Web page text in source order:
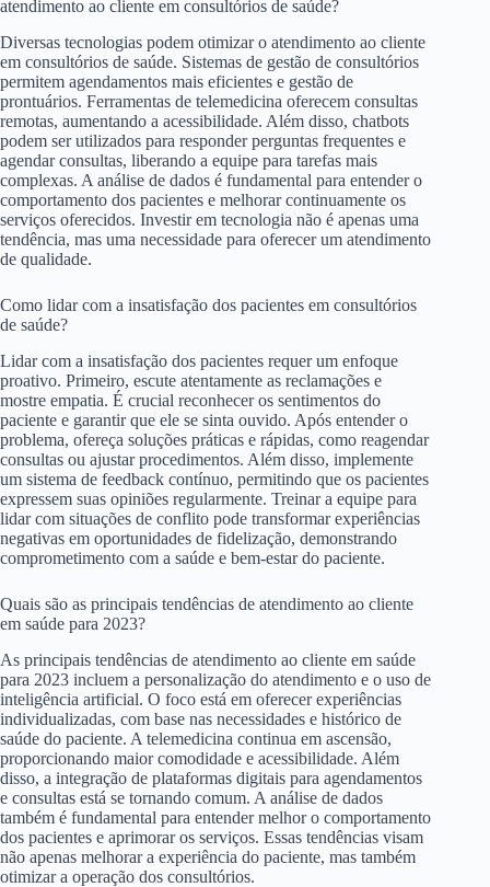
atendimento ao cliente em consultórios de saúde?
Diversas tecnologias podem otimizar o atendimento ao cliente
em consultórios de saúde. Sistemas de gestão de consultórios
permitem agendamentos mais eficientes e gestão de
prontuários. Ferramentas de telemedicina oferecem consultas
remotas, aumentando a acessibilidade. Além disso, chatbots
podem ser utilizados para responder perguntas frequentes e
agendar consultas, liberando a equipe para tarefas mais
complexas. A análise de dados é fundamental para entender o
comportamento dos pacientes e melhorar continuamente os
serviços oferecidos. Investir em tecnologia não é apenas uma
tendência, mas uma necessidade para oferecer um atendimento
de qualidade.
Como lidar com a insatisfação dos pacientes em consultórios
de saúde?
Lidar com a insatisfação dos pacientes requer um enfoque
proativo. Primeiro, escute atentamente as reclamações e
mostre empatia. É crucial reconhecer os sentimentos do
paciente e garantir que ele se sinta ouvido. Após entender o
problema, ofereça soluções práticas e rápidas, como reagendar
consultas ou ajustar procedimentos. Além disso, implemente
um sistema de feedback contínuo, permitindo que os pacientes
expressem suas opiniões regularmente. Treinar a equipe para
lidar com situações de conflito pode transformar experiências
negativas em oportunidades de fidelização, demonstrando
comprometimento com a saúde e bem-estar do paciente.
Quais são as principais tendências de atendimento ao cliente
em saúde para 2023?
As principais tendências de atendimento ao cliente em saúde
para 2023 incluem a personalização do atendimento e o uso de
inteligência artificial. O foco está em oferecer experiências
individualizadas, com base nas necessidades e histórico de
saúde do paciente. A telemedicina continua em ascensão,
proporcionando maior comodidade e acessibilidade. Além
disso, a integração de plataformas digitais para agendamentos
e consultas está se tornando comum. A análise de dados
também é fundamental para entender melhor o comportamento
dos pacientes e aprimorar os serviços. Essas tendências visam
não apenas melhorar a experiência do paciente, mas também
otimizar a operação dos consultórios.